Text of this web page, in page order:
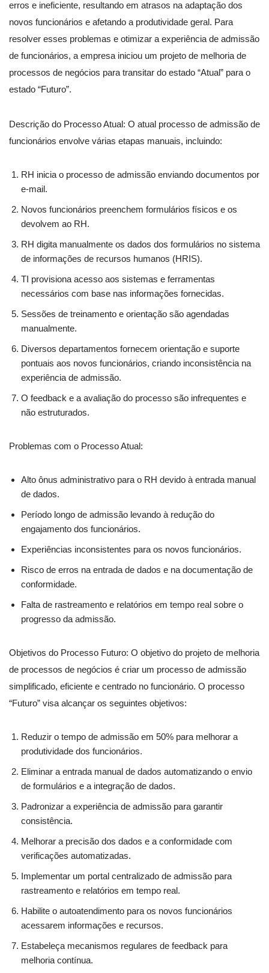
erros e ineficiente, resultando em atrasos na adaptação dos
novos funcionários e afetando a produtividade geral. Para
resolver esses problemas e otimizar a experiência de admissão
de funcionários, a empresa iniciou um projeto de melhoria de
processos de negócios para transitar do estado “Atual” para o
estado “Futuro”.
Descrição do Processo Atual: O atual processo de admissão de
funcionários envolve várias etapas manuais, incluindo:
RH inicia o processo de admissão enviando documentos por
e-mail.
Novos funcionários preenchem formulários físicos e os
devolvem ao RH.
RH digita manualmente os dados dos formulários no sistema
de informações de recursos humanos (HRIS).
TI provisiona acesso aos sistemas e ferramentas
necessários com base nas informações fornecidas.
Sessões de treinamento e orientação são agendadas
manualmente.
Diversos departamentos fornecem orientação e suporte
pontuais aos novos funcionários, criando inconsistência na
experiência de admissão.
O feedback e a avaliação do processo são infrequentes e
não estruturados.
Problemas com o Processo Atual:
Alto ônus administrativo para o RH devido à entrada manual
de dados.
Período longo de admissão levando à redução do
engajamento dos funcionários.
Experiências inconsistentes para os novos funcionários.
Risco de erros na entrada de dados e na documentação de
conformidade.
Falta de rastreamento e relatórios em tempo real sobre o
progresso da admissão.
Objetivos do Processo Futuro: O objetivo do projeto de melhoria
de processos de negócios é criar um processo de admissão
simplificado, eficiente e centrado no funcionário. O processo
“Futuro” visa alcançar os seguintes objetivos:
Reduzir o tempo de admissão em 50% para melhorar a
produtividade dos funcionários.
Eliminar a entrada manual de dados automatizando o envio
de formulários e a integração de dados.
Padronizar a experiência de admissão para garantir
consistência.
Melhorar a precisão dos dados e a conformidade com
verificações automatizadas.
Implementar um portal centralizado de admissão para
rastreamento e relatórios em tempo real.
Habilite o autoatendimento para os novos funcionários
acessarem informações e recursos.
Estabeleça mecanismos regulares de feedback para
melhoria contínua.